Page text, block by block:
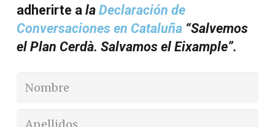
adherirte a la Declaración de
Conversaciones en Cataluña “Salvemos
el Plan Cerdà. Salvamos el Eixample”.